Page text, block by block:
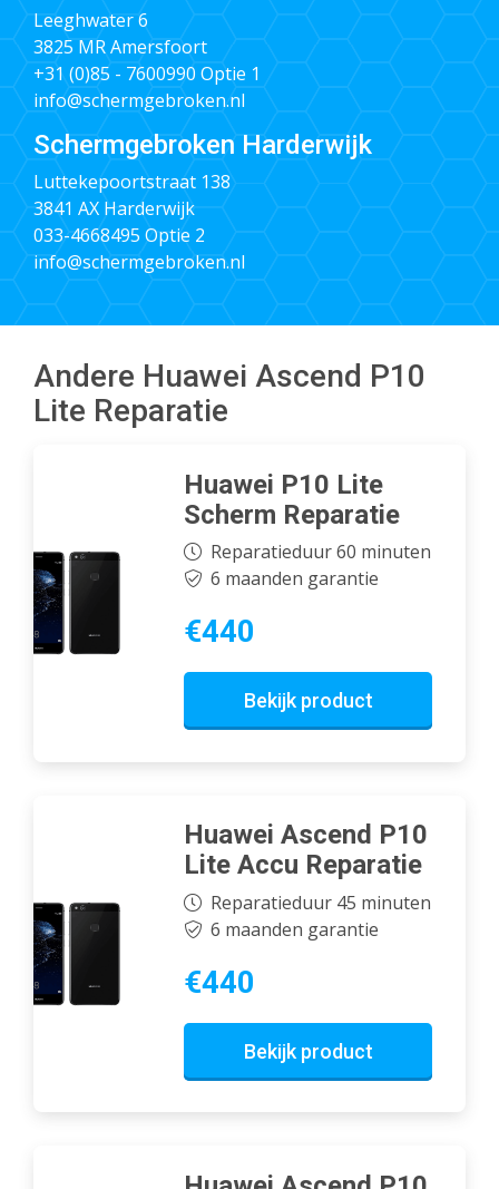
Leeghwater 6
3825 MR Amersfoort
+31 (0)85 - 7600990 Optie 1
info@schermgebroken.nl
Schermgebroken Harderwijk
Luttekepoortstraat 138
3841 AX Harderwijk
033-4668495 Optie 2
info@schermgebroken.nl
Andere Huawei Ascend P10
Lite Reparatie
Huawei P10 Lite
Scherm Reparatie
Reparatieduur 60 minuten
6 maanden garantie
€440
Bekijk product
Huawei Ascend P10
Lite Accu Reparatie
Reparatieduur 45 minuten
6 maanden garantie
€440
Bekijk product